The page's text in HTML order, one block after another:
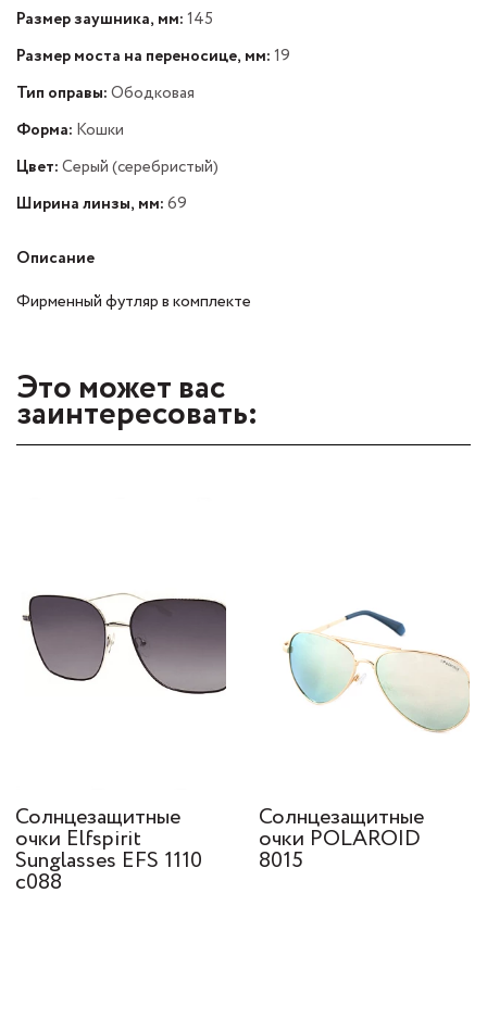
Размер заушника, мм:145
Размер моста на переносице, мм:19
Тип оправы:Ободковая
Форма: Кошки
Цвет:Серый (серебристый)
Ширина линзы, мм:69
Описание
Фирменный футляр в комплекте
Это может вас
заинтересовать:
Солнцезащитные
очки Elfspirit
Sunglasses EFS 1110
c088
Солнцезащитные
очки POLAROID
8015